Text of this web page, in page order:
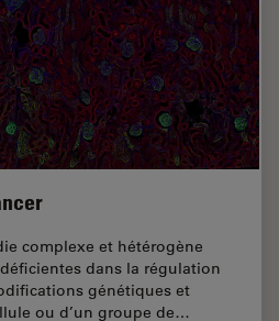
complexe et hétérogène
dans la régulation
génétiques et
ou d’un groupe de…